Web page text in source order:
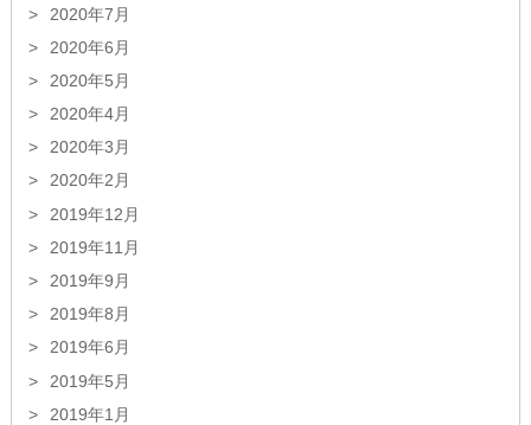
2020年7月
2020年6月
2020年5月
2020年4月
2020年3月
2020年2月
2019年12月
2019年11月
2019年9月
2019年8月
2019年6月
2019年5月
2019年1月